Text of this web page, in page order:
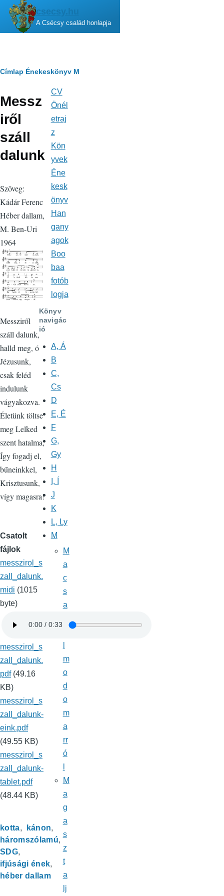
Ugrás a tartalomra
csecsy.hu
A Csécsy család honlapja
Morzsa
Címlap Énekeskönyv M
Messz
iről
száll
dalunk
Szöveg:
Kádár Ferenc
Héber dallam,
M. Ben-Uri
1964
Messziről
száll dalunk,
halld meg, ó
Jézusunk,
csak feléd
indulunk
vágyakozva.
Életünk töltse
meg Lelked
szent hatalma,
Így fogadj el,
bűneinkkel,
Krisztusunk,
vígy magasra!
Csatolt
fájlok
messzirol_s
zall_dalunk.
midi (1015
byte)
messzirol_s
zall_dalunk.
pdf (49.16
KB)
messzirol_s
zall_dalunk-
eink.pdf
(49.55 KB)
messzirol_s
zall_dalunk-
tablet.pdf
(48.44 KB)
kotta
kánon
háromszólamú
SDG
ifjúsági ének
héber dallam
navigáció
CV
Önél
etraj
z
Kön
yvek
Éne
kesk
önyv
Han
gany
agok
Boo
baa
fotób
logja
Könyv
navigác
ió
A, Á
B
C,
Cs
D
E, É
F
G,
Gy
H
I, Í
J
K
L, Ly
M
M
a
c
s
a
m
o
d
o
m
a
rr
ó
M
a
g
a
s
z
t
a
lj